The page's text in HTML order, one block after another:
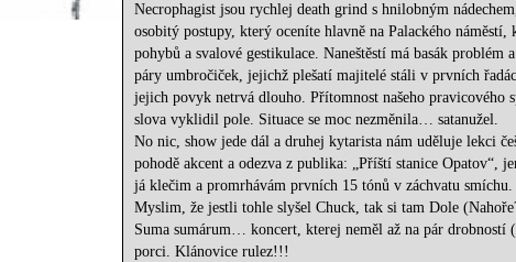
Necrophagist jsou rychlej death grind s hnilobným
osobitý postupy, který oceníte hlavně na Palackého
pohybů a svalové gestikulace. Naneštěstí má basák
páry umbročiček, jejichž plešatí majitelé stáli v prvních
jejich povyk netrvá dlouho. Přítomnost našeho pravicového
slova vyklidil pole. Situace se moc nezměnila… satanužel.
No nic, show jede dál a druhej kytarista nám uděluje lekci
pohodě akcent a odezva z publika: „Příští stanice Opatov“,
já klečim a promrhávám prvních 15 tónů v záchvatu
Myslim, že jestli tohle slyšel Chuck, tak si tam Dole
Suma sumárum… koncert, kterej neměl až na pár
porci. Klánovice rulez!!!